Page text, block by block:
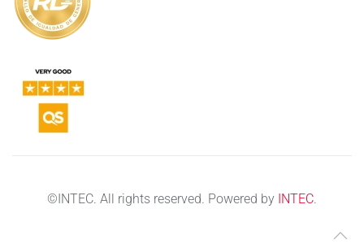
©INTEC. All rights reserved. Powered by INTEC.